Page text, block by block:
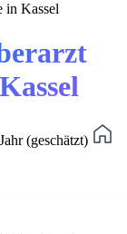
in Kassel
(geschätzt)